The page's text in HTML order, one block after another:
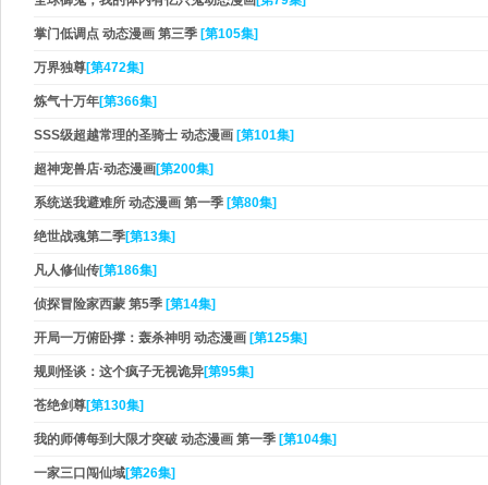
掌门低调点 动态漫画 第三季 [第105集]
万界独尊[第472集]
炼气十万年[第366集]
SSS级超越常理的圣骑士 动态漫画 [第101集]
超神宠兽店·动态漫画[第200集]
系统送我避难所 动态漫画 第一季 [第80集]
绝世战魂第二季[第13集]
凡人修仙传[第186集]
侦探冒险家西蒙 第5季 [第14集]
开局一万俯卧撑：轰杀神明 动态漫画 [第125集]
规则怪谈：这个疯子无视诡异[第95集]
苍绝剑尊[第130集]
我的师傅每到大限才突破 动态漫画 第一季 [第104集]
一家三口闯仙域[第26集]